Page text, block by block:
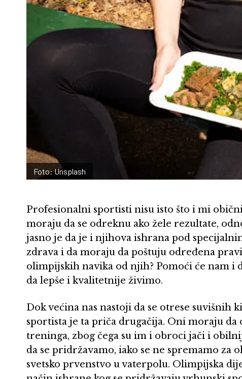
Foto: Unsplash
Profesionalni sportisti nisu isto što i mi
moraju da se odreknu ako žele rezultate,
jasno je da je i njihova ishrana pod
zdrava i da moraju da poštuju određena
olimpijskih navika od njih? Pomoći će nam i
da lepše i kvalitetnije živimo.
Dok većina nas nastoji da se otrese suvišnih
sportista je ta priča drugačija. Oni moraju
treninga, zbog čega su im i obroci jači i
da se pridržavamo, iako se ne spremamo
svetsko prvenstvo u vaterpolu. Olimpijska